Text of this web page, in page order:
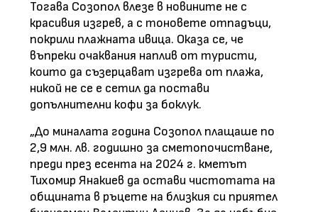
Тогава Созопол влезе в новините не с
красивия изгрев, а с тоновете отпадъци,
покрили плажната ивица. Оказа се, че
въпреки очаквания наплив от туристи,
които да съзерцават изгрева от плажа,
никой не се е сетил да постави
допълнителни кофи за боклук.
„До миналата година Созопол плащаше по
2,9 млн. лв. годишно за сметопочистване,
преди през есента на 2024 г. кметът
Тихомир Янакиев да остави чистотата на
общината в ръцете на близкия си приятел